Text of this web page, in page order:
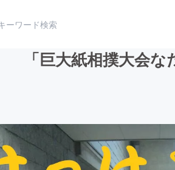
アート・写真
「巨大紙相撲大会